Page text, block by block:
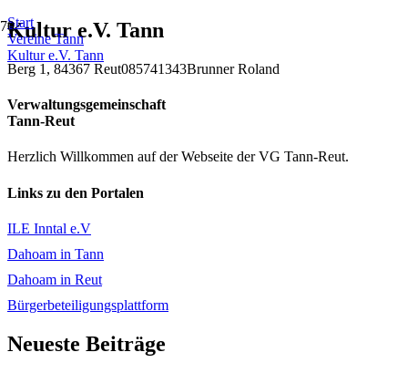
Start
Vereine Tann
Kultur e.V. Tann
Kultur e.V. Tann
Berg 1, 84367 Reut085741343Brunner Roland
Verwaltungsgemeinschaft
Tann-Reut
Herzlich Willkommen auf der Webseite der VG Tann-Reut.
Links zu den Portalen
ILE Inntal e.V
Dahoam in Tann
Dahoam in Reut
Bürgerbeteiligungsplattform
Neueste Beiträge